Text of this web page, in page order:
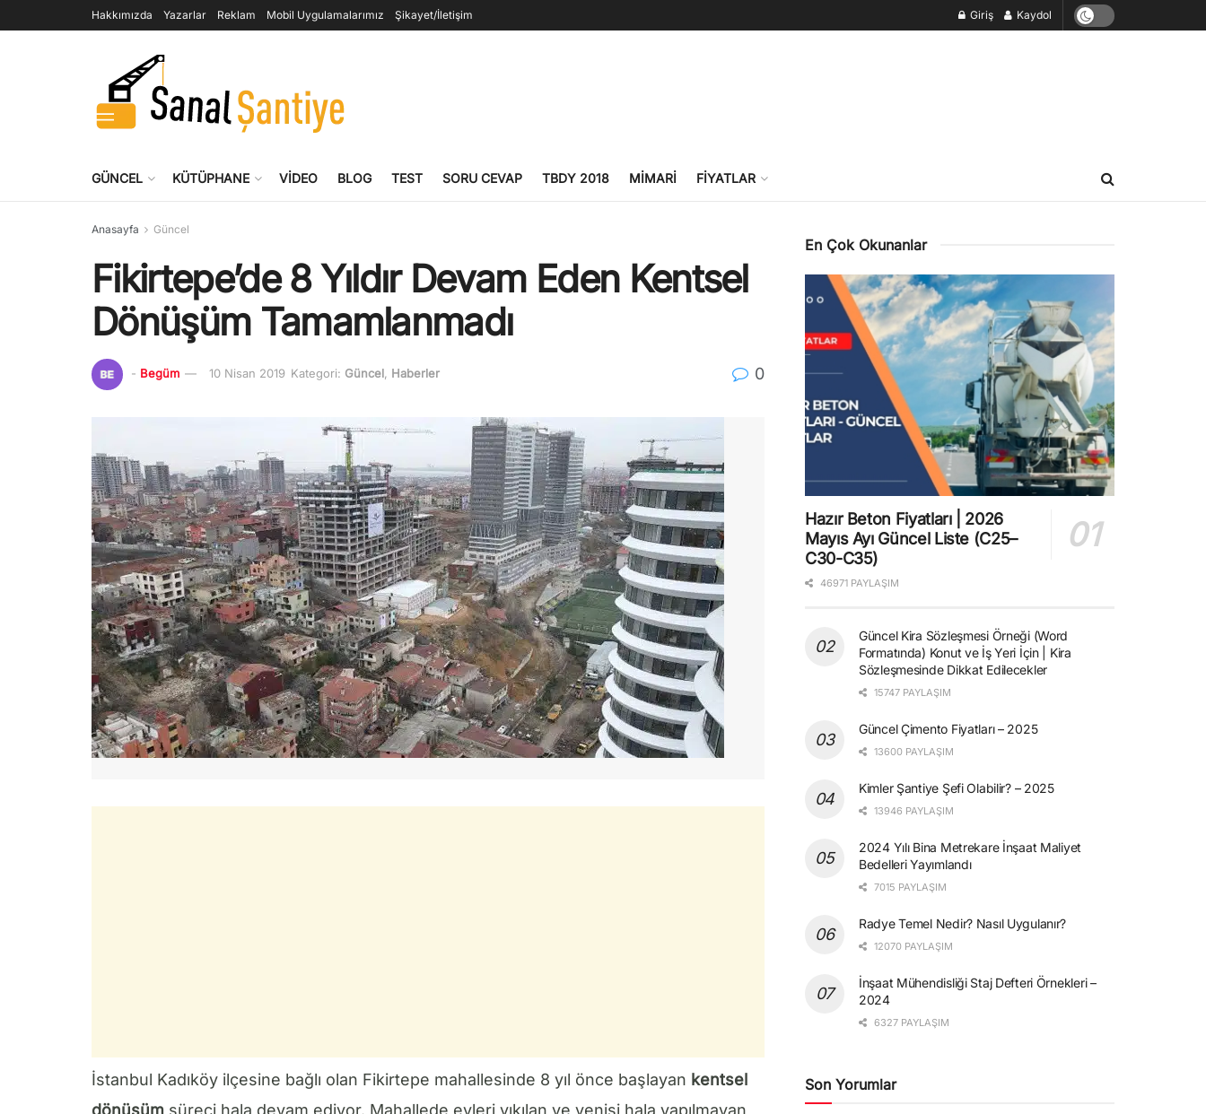
Hakkımızda Yazarlar Reklam Mobil Uygulamalarımız Şikayet/İletişim Giriş Kaydol
GÜNCEL KÜTÜPHANE VIDEO BLOG TEST SORU CEVAP TBDY 2018 MIMARI FIYATLAR
Anasayfa Güncel
Fikirtepe’de 8 Yıldır Devam Eden Kentsel
Dönüşüm Tamamlanmadı
- Begüm 10 Nisan 2019 Kategori: Güncel, Haberler 0
İstanbul Kadıköy ilçesine bağlı olan Fikirtepe mahallesinde 8 yıl önce başlayan kentsel
dönüşüm süreci hala devam ediyor. Mahallede evleri yıkılan ve yenisi hala yapılmayan
En Çok Okunanlar
Hazır Beton Fiyatları | 2026
Mayıs Ayı Güncel Liste (C25–
C30-C35)
46971 PAYLAŞIM
Güncel Kira Sözleşmesi Örneği (Word
Formatında) Konut ve İş Yeri İçin | Kira
Sözleşmesinde Dikkat Edilecekler
15747 PAYLAŞIM
Güncel Çimento Fiyatları – 2025
13600 PAYLAŞIM
Kimler Şantiye Şefi Olabilir? – 2025
13946 PAYLAŞIM
2024 Yılı Bina Metrekare İnşaat Maliyet
Bedelleri Yayımlandı
7015 PAYLAŞIM
Radye Temel Nedir? Nasıl Uygulanır?
12070 PAYLAŞIM
İnşaat Mühendisliği Staj Defteri Örnekleri –
2024
6327 PAYLAŞIM
Son Yorumlar